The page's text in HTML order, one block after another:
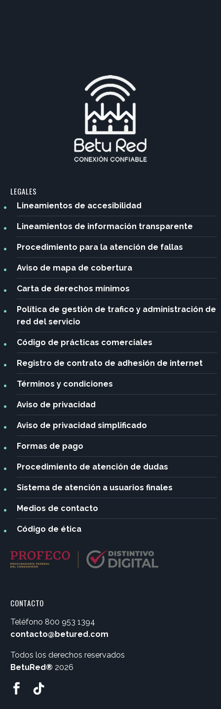
LEGALES
Lineamientos de accesibilidad
Lineamientos de información transparente
Procedimiento para la atención de fallas
Aviso de mapa de cobertura
Carta de derechos mínimos
Política de gestión de trafico y administración de
red del servicio
Código de prácticas comerciales
Registro de contrato de adhesión de internet
Términos y condiciones
Aviso de privacidad
Aviso de privacidad simplificado
Formas de pago
Procedimiento de atención de dudas
Sistema de atención a usuarios finales
Medios de contacto
Código de ética
CONTACTO
Teléfono 800 953 1394
contacto@betured.com
Todos los derechos reservados
BetuRed® 2026